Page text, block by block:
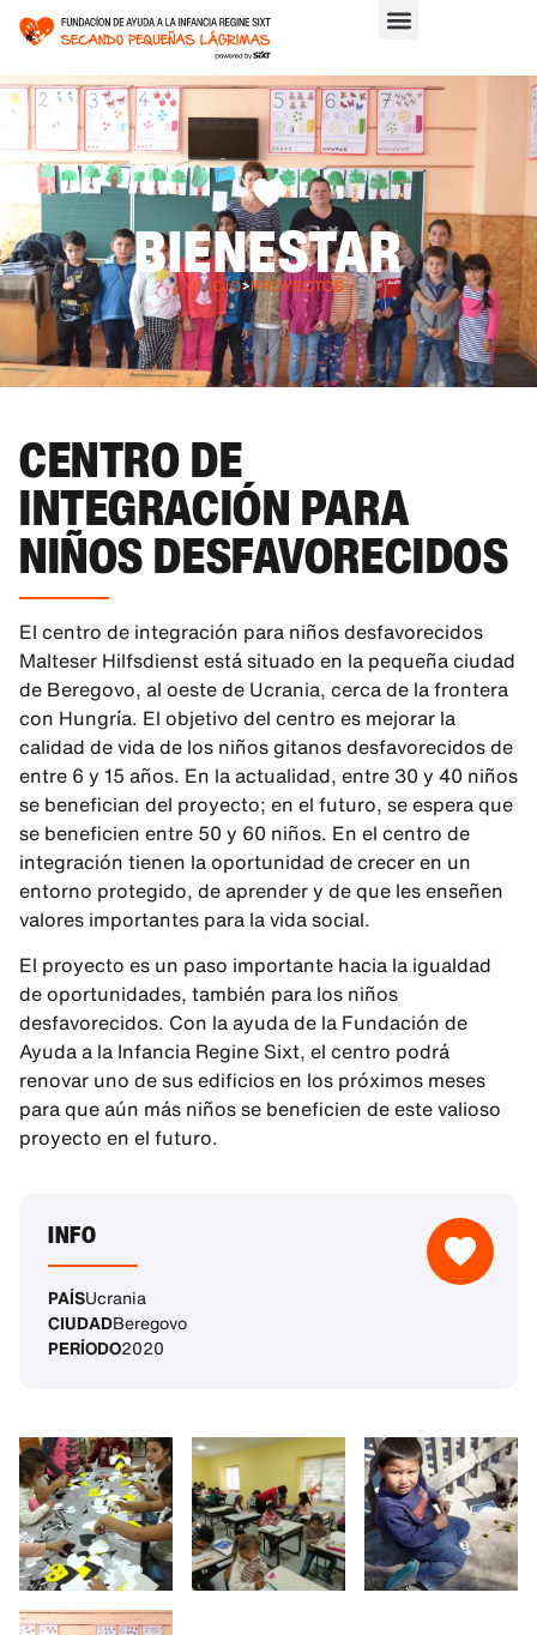
BIENESTAR
INICIO>PROYECTOS
CENTRO DE
INTEGRACIÓN PARA
NIÑOS DESFAVORECIDOS
El centro de integración para niños desfavorecidos
Malteser Hilfsdienst está situado en la pequeña ciudad
de Beregovo, al oeste de Ucrania, cerca de la frontera
con Hungría. El objetivo del centro es mejorar la
calidad de vida de los niños gitanos desfavorecidos de
entre 6 y 15 años. En la actualidad, entre 30 y 40 niños
se benefician del proyecto; en el futuro, se espera que
se beneficien entre 50 y 60 niños. En el centro de
integración tienen la oportunidad de crecer en un
entorno protegido, de aprender y de que les enseñen
valores importantes para la vida social.
El proyecto es un paso importante hacia la igualdad
de oportunidades, también para los niños
desfavorecidos. Con la ayuda de la Fundación de
Ayuda a la Infancia Regine Sixt, el centro podrá
renovar uno de sus edificios en los próximos meses
para que aún más niños se beneficien de este valioso
proyecto en el futuro.
INFO
PAÍSUcrania
CIUDADBeregovo
PERÍODO2020